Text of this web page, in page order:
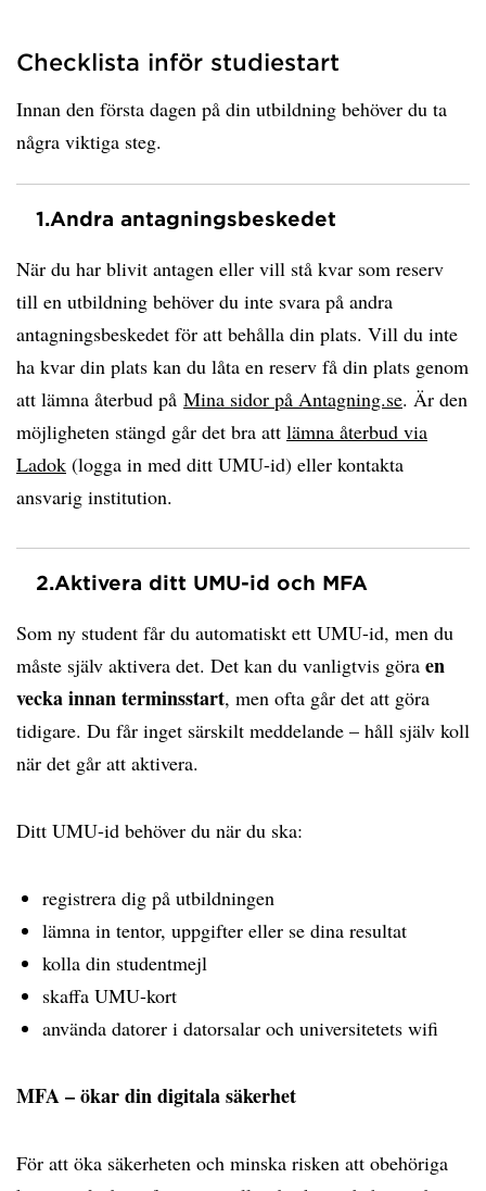
Checklista inför studiestart
Innan den första dagen på din utbildning behöver du ta
några viktiga steg.
1.Andra antagningsbeskedet
När du har blivit antagen eller vill stå kvar som reserv
till en utbildning behöver du inte svara på andra
antagningsbeskedet för att behålla din plats. Vill du inte
ha kvar din plats kan du låta en reserv få din plats genom
att lämna återbud på Mina sidor på Antagning.se. Är den
möjligheten stängd går det bra att lämna återbud via
Ladok (logga in med ditt UMU-id) eller kontakta
ansvarig institution.
2.Aktivera ditt UMU-id och MFA
Som ny student får du automatiskt ett UMU-id, men du
måste själv aktivera det. Det kan du vanligtvis göra en
vecka innan terminsstart, men ofta går det att göra
tidigare. Du får inget särskilt meddelande – håll själv koll
när det går att aktivera.
Ditt UMU-id behöver du när du ska:
registrera dig på utbildningen
lämna in tentor, uppgifter eller se dina resultat
kolla din studentmejl
skaffa UMU-kort
använda datorer i datorsalar och universitetets wifi
MFA – ökar din digitala säkerhet
För att öka säkerheten och minska risken att obehöriga